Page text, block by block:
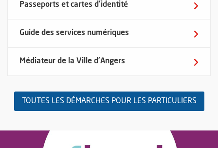
Passeports et cartes d'identité
Guide des services numériques
Médiateur de la Ville d'Angers
TOUTES LES DÉMARCHES POUR LES PARTICULIERS